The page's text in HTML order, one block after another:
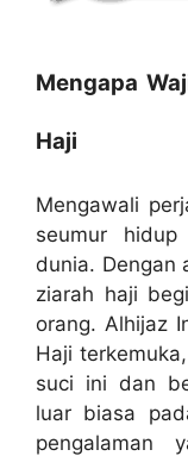
Mengapa
Haji
Mengawali
seumur
dunia. Dengan
ziarah haji
orang. Alhijaz
Haji
suci ini dan
luar biasa
pengalaman